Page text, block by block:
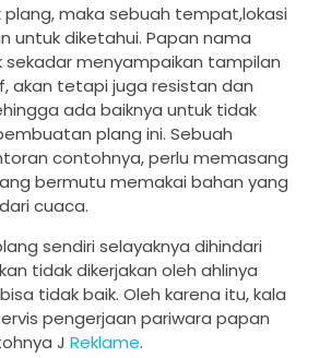
maka sebuah tempat,lokasi
untuk diketahui. Papan nama
sekadar menyampaikan tampilan
akan tetapi juga resistan dan
ada baiknya untuk tidak
plang ini. Sebuah
contohnya, perlu memasang
bermutu memakai bahan yang
cuaca.
sendiri selayaknya dihindari
tidak dikerjakan oleh ahlinya
tidak baik. Oleh karena itu, kala
pengerjaan pariwara papan
J Reklame.